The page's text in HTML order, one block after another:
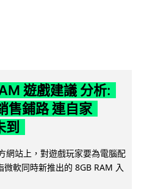
遊戲建議 分析:
售鋪路 連自家
站上，對遊戲玩家要為電腦配
軟同時新推出的 8GB RAM 入